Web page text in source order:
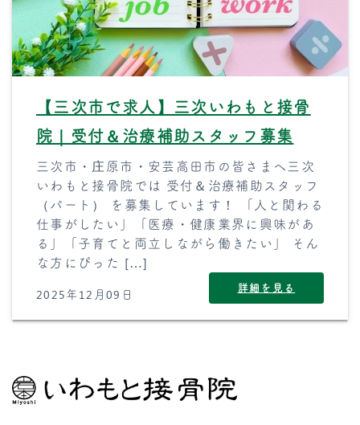
【三次市で求人】三次いわもと接骨
院｜受付＆治療補助スタッフ募集
三次市・庄原市・安芸高田市の皆さまへ三次
いわもと接骨院では 受付＆治療補助スタッフ
（パート） を募集しています！ 「人と関わる
仕事がしたい」「医療・健康業界に興味があ
る」「子育てと両立しながら働きたい」 そん
な方にぴった […]
2025年12月09日 詳細を見る